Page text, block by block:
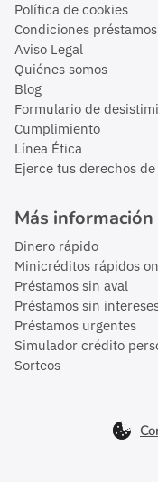
Política de cookies
Condiciones préstamos
Aviso Legal
Quiénes somos
Blog
Formulario de
Cumplimiento
Línea Ética
Ejerce tus derechos
Más información
Dinero rápido
Minicréditos rápidos
Préstamos sin aval
Préstamos sin
Préstamos urgentes
Simulador crédito
Sorteos